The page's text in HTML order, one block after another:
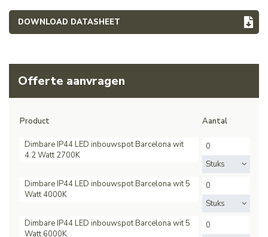
DOWNLOAD DATASHEET
Offerte aanvragen
Product Aantal
Dimbare IP44 LED inbouwspot Barcelona wit
4.2 Watt 2700K
Stuks
Dimbare IP44 LED inbouwspot Barcelona wit 5
Watt 4000K
Stuks
Dimbare IP44 LED inbouwspot Barcelona wit 5
Watt 6000K